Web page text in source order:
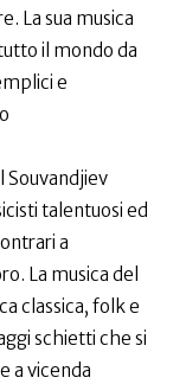
La sua musica
il mondo da
e
Souvandjiev
talentuosi ed
a
La musica del
classica, folk e
schietti che si
a vicenda